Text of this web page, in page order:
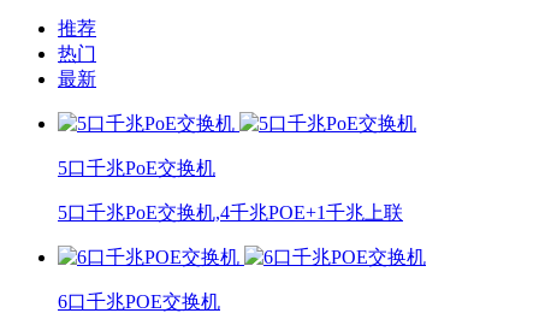
推荐
热门
最新
5口千兆PoE交换机
​5口千兆PoE交换机,4千兆POE+1千兆上联
6口千兆POE交换机